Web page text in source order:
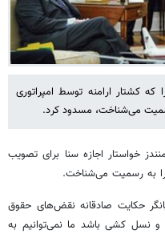
کشتار ارامنه توسط امپراتوری
می‌شناخت، مسدود کرد.
خواستار اجازه سنا برای تصویب
به رسمیت می‌شناخت.
حکایت صادقانه نقض‌های حقوق
نسل کشی باشد ما نمی‌توانیم به